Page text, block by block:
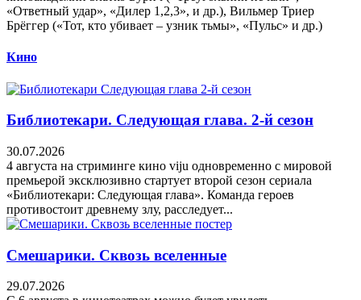
«Ответный удар», «Дилер 1,2,3», и др.), Вильмер Триер
Брёггер («Тот, кто убивает – узник тьмы», «Пульс» и др.)
Кино
Библиотекари. Следующая глава. 2-й сезон
30.07.2026
4 августа на стриминге кино viju одновременно с мировой
премьерой эксклюзивно стартует второй сезон сериала
«Библиотекари: Следующая глава». Команда героев
противостоит древнему злу, расследует...
Смешарики. Сквозь вселенные
29.07.2026